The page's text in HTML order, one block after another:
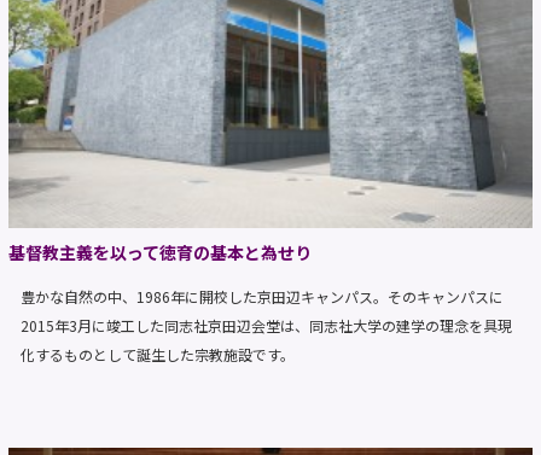
基督教主義を以って徳育の基本と為せり
豊かな自然の中、1986年に開校した京田辺キャンパス。そのキャンパスに
2015年3月に竣工した同志社京田辺会堂は、同志社大学の建学の理念を具現
化するものとして誕生した宗教施設です。